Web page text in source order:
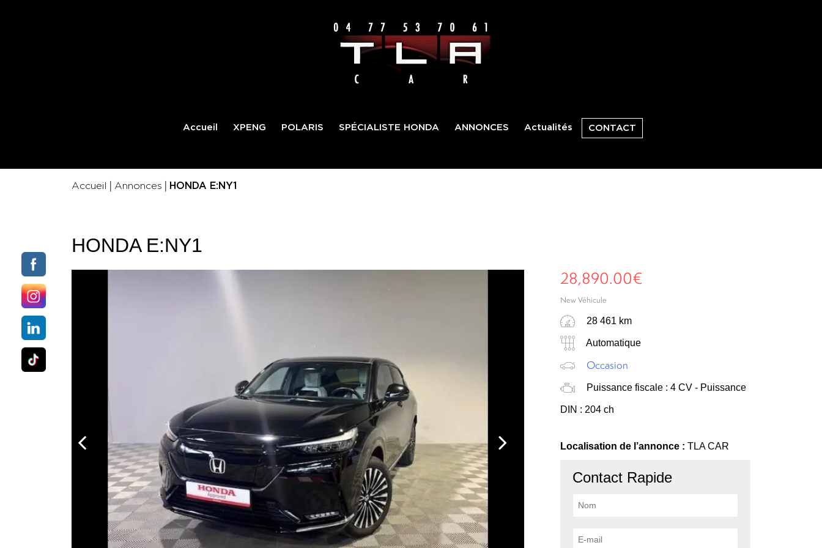
Accueil XPENG POLARIS SPÉCIALISTE HONDA ANNONCES Actualités CONTACT
Accueil | Annonces | HONDA E:NY1
HONDA E:NY1
28,890.00€
New Véhicule
28 461 km
Automatique
Occasion
Puissance fiscale : 4 CV - Puissance
DIN : 204 ch
Localisation de l’annonce : TLA CAR
Contact Rapide